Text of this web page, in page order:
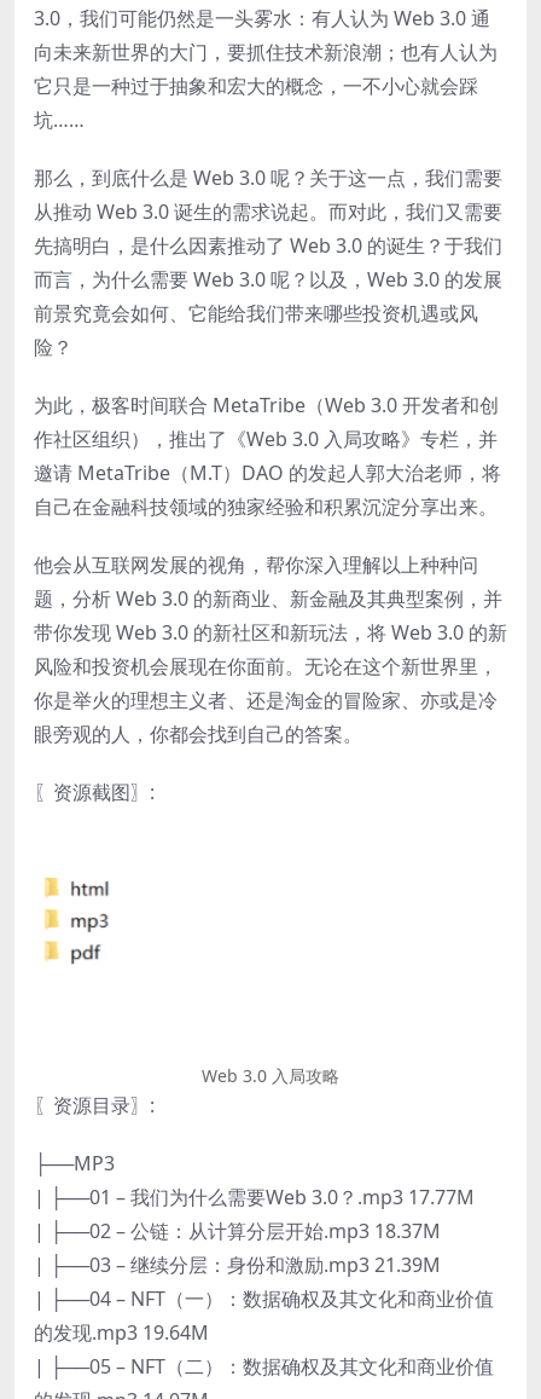
3.0，我们可能仍然是一头雾水：有人认为 Web 3.0 通
向未来新世界的大门，要抓住技术新浪潮；也有人认为
它只是一种过于抽象和宏大的概念，一不小心就会踩
坑……
那么，到底什么是 Web 3.0 呢？关于这一点，我们需要
从推动 Web 3.0 诞生的需求说起。而对此，我们又需要
先搞明白，是什么因素推动了 Web 3.0 的诞生？于我们
而言，为什么需要 Web 3.0 呢？以及，Web 3.0 的发展
前景究竟会如何、它能给我们带来哪些投资机遇或风
险？
为此，极客时间联合 MetaTribe（Web 3.0 开发者和创
作社区组织），推出了《Web 3.0 入局攻略》专栏，并
邀请 MetaTribe（M.T）DAO 的发起人郭大治老师，将
自己在金融科技领域的独家经验和积累沉淀分享出来。
他会从互联网发展的视角，帮你深入理解以上种种问
题，分析 Web 3.0 的新商业、新金融及其典型案例，并
带你发现 Web 3.0 的新社区和新玩法，将 Web 3.0 的新
风险和投资机会展现在你面前。无论在这个新世界里，
你是举火的理想主义者、还是淘金的冒险家、亦或是冷
眼旁观的人，你都会找到自己的答案。
〖资源截图〗:
Web 3.0 入局攻略
〖资源目录〗:
├──MP3
| ├──01 – 我们为什么需要Web 3.0？.mp3 17.77M
| ├──02 – 公链：从计算分层开始.mp3 18.37M
| ├──03 – 继续分层：身份和激励.mp3 21.39M
| ├──04 – NFT（一）：数据确权及其文化和商业价值
的发现.mp3 19.64M
| ├──05 – NFT（二）：数据确权及其文化和商业价值